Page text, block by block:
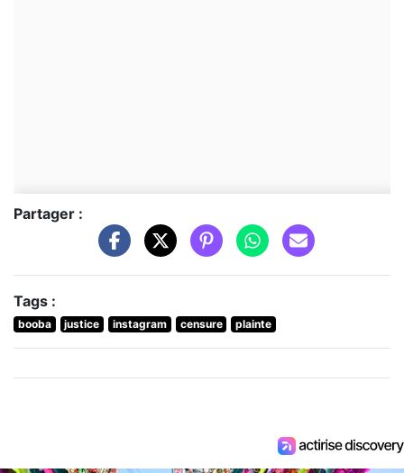
Partager :
Tags :
booba justice instagram censure plainte